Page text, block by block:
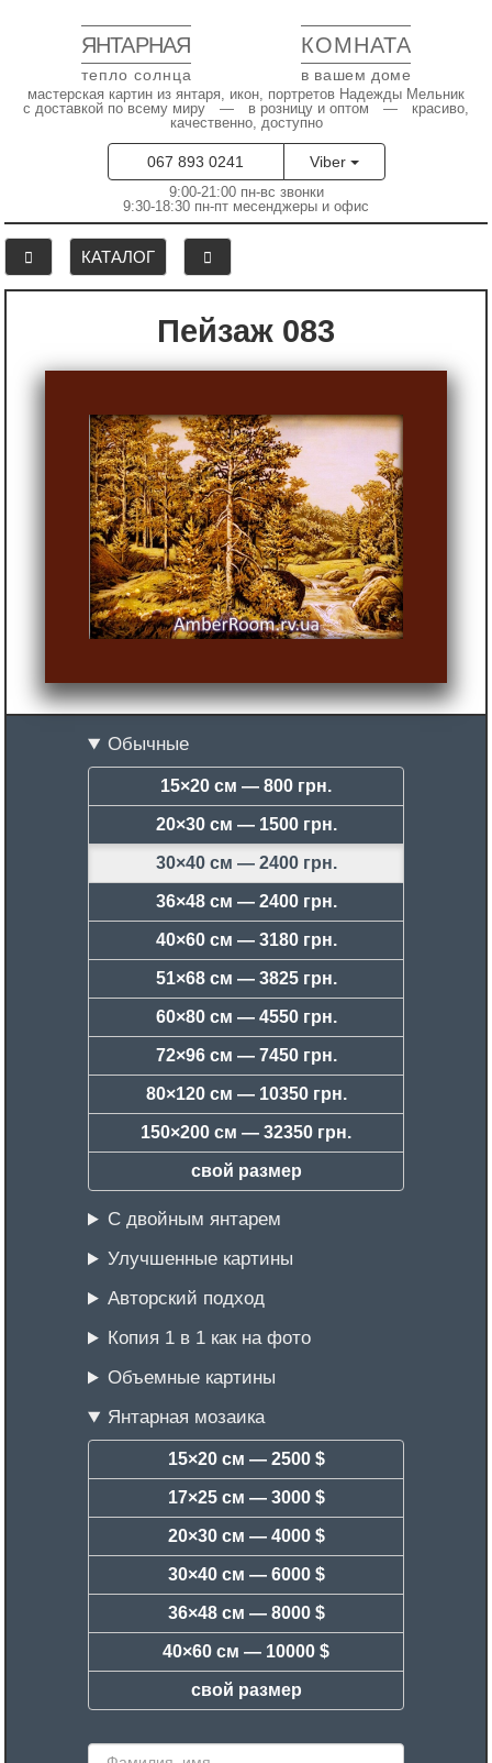
ЯНТАРНАЯ КОМНАТА
тепло солнца в вашем доме
мастерская картин из янтаря, икон, портретов Надежды Мельник
с доставкой по всему миру — в розницу и оптом — красиво,
качественно, доступно
067 893 0241 Viber
9:00-21:00 пн-вс звонки
9:30-18:30 пн-пт месенджеры и офис
КАТАЛОГ
Пейзаж 083
Обычные
15×20 см — 800 грн.
20×30 см — 1500 грн.
30×40 см — 2400 грн.
36×48 см — 2400 грн.
40×60 см — 3180 грн.
51×68 см — 3825 грн.
60×80 см — 4550 грн.
72×96 см — 7450 грн.
80×120 см — 10350 грн.
150×200 см — 32350 грн.
свой размер
С двойным янтарем
Улучшенные картины
Авторский подход
Копия 1 в 1 как на фото
Объемные картины
Янтарная мозаика
15×20 см — 2500 $
17×25 см — 3000 $
20×30 см — 4000 $
30×40 см — 6000 $
36×48 см — 8000 $
40×60 см — 10000 $
свой размер